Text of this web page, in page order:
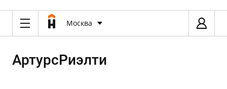
Москва
АртурсРиэлти